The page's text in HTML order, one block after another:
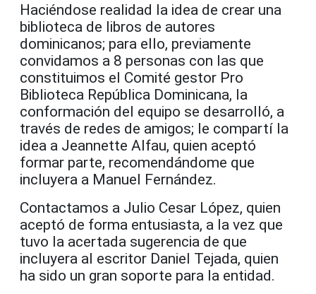
Haciéndose realidad la idea de crear una
biblioteca de libros de autores
dominicanos; para ello, previamente
convidamos a 8 personas con las que
constituimos el Comité gestor Pro
Biblioteca República Dominicana, la
conformación del equipo se desarrolló, a
través de redes de amigos; le compartí la
idea a Jeannette Alfau, quien aceptó
formar parte, recomendándome que
incluyera a Manuel Fernández.
Contactamos a Julio Cesar López, quien
aceptó de forma entusiasta, a la vez que
tuvo la acertada sugerencia de que
incluyera al escritor Daniel Tejada, quien
ha sido un gran soporte para la entidad.